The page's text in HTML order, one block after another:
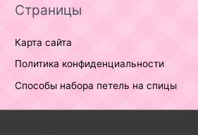
Страницы
Карта сайта
Политика конфиденциальности
Способы набора петель на спицы